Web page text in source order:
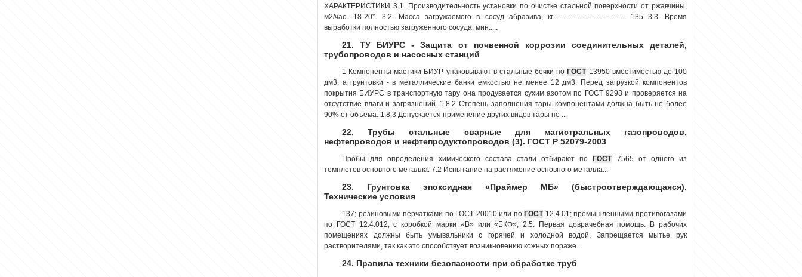
ХАРАКТЕРИСТИКИ 3.1. Производительность установки по очистке стальной поверхности от ржавчины,
м2/час....18-20*. 3.2. Масса загружаемого в сосуд абразива, кг......................................... 135 3.3. Время
выработки полностью загруженного сосуда, мин.....
21. ТУ БИУРС - Защита от почвенной коррозии соединительных деталей,
трубопроводов и насосных станций
1 Компоненты мастики БИУР упаковывают в стальные бочки поГОСТ13950 вместимостью до 100
дм3, а грунтовки - в металлические банки емкостью не менее 12 дм3. Перед загрузкой компонентов
покрытия БИУРС в транспортную тару она продувается сухим азотом по ГОСТ 9293 и проверяется на
отсутствие влаги и загрязнений. 1.8.2 Степень заполнения тары компонентами должна быть не более
90% от объема. 1.8.3 Допускается применение других видов тары по ...
22. Трубы стальные сварные для магистральных газопроводов,
нефтепроводов и нефтепродуктопроводов (3). ГОСТ Р 52079-2003
Пробы для определения химического состава стали отбирают поГОСТ7565 от одного из
темплетов основного металла. 7.2 Испытание на растяжение основного металла...
23. Грунтовка эпоксидная «Праймер МБ» (быстроотверждающаяся).
Технические условия
137; резиновыми перчатками по ГОСТ 20010 или поГОСТ12.4.01; промышленными противогазами
по ГОСТ 12.4.012, с коробкой марки «В» или «БКФ»; 2.5. Первая доврачебная помощь. В рабочих
помещениях должны быть умывальники с горячей и холодной водой. Запрещается мытье рук
растворителями, так как это способствует возникновению кожных пораже...
24. Правила техники безопасности при обработке труб